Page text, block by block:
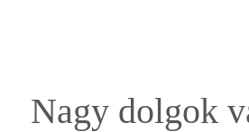
Nagy dolgok